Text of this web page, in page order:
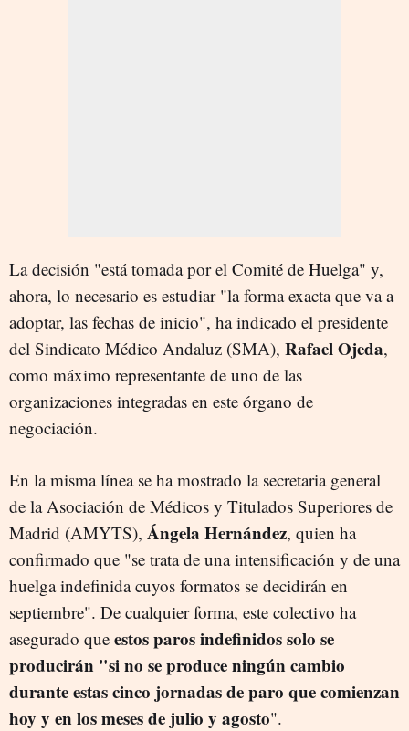
La decisión "está tomada por el Comité de Huelga" y,
ahora, lo necesario es estudiar "la forma exacta que va a
adoptar, las fechas de inicio", ha indicado el presidente
del Sindicato Médico Andaluz (SMA), Rafael Ojeda,
como máximo representante de uno de las
organizaciones integradas en este órgano de
negociación.
En la misma línea se ha mostrado la secretaria general
de la Asociación de Médicos y Titulados Superiores de
Madrid (AMYTS), Ángela Hernández, quien ha
confirmado que "se trata de una intensificación y de una
huelga indefinida cuyos formatos se decidirán en
septiembre". De cualquier forma, este colectivo ha
asegurado que estos paros indefinidos solo se
producirán "si no se produce ningún cambio
durante estas cinco jornadas de paro que comienzan
hoy y en los meses de julio y agosto".